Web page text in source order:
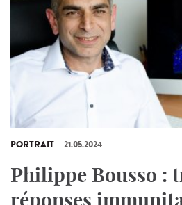
PORTRAIT 21.05.2024
Philippe Bousso :
réponses